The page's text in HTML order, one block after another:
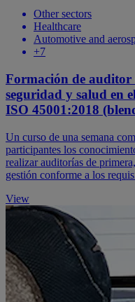
Other sectors
Healthcare
Automotive and
+7
Formación de auditor
seguridad y salud en
ISO 45001:2018
Un curso de una semana
participantes los
realizar auditorías de
gestión conforme a los
View